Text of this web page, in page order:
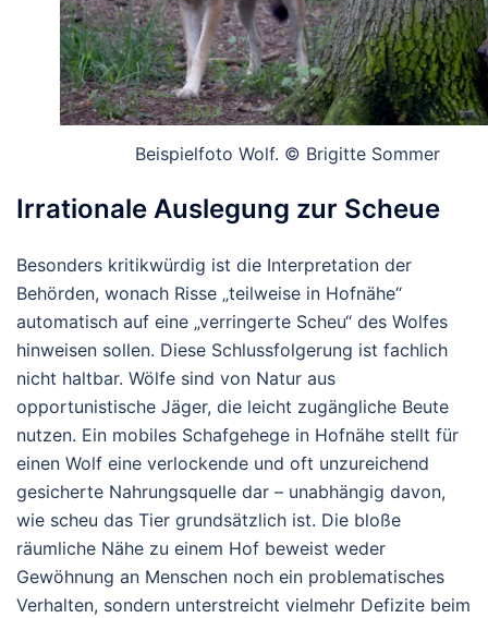
Beispielfoto Wolf. © Brigitte Sommer
Irrationale Auslegung zur Scheue
Besonders kritikwürdig ist die Interpretation der
Behörden, wonach Risse „teilweise in Hofnähe“
automatisch auf eine „verringerte Scheu“ des Wolfes
hinweisen sollen. Diese Schlussfolgerung ist fachlich
nicht haltbar. Wölfe sind von Natur aus
opportunistische Jäger, die leicht zugängliche Beute
nutzen. Ein mobiles Schafgehege in Hofnähe stellt für
einen Wolf eine verlockende und oft unzureichend
gesicherte Nahrungsquelle dar – unabhängig davon,
wie scheu das Tier grundsätzlich ist. Die bloße
räumliche Nähe zu einem Hof beweist weder
Gewöhnung an Menschen noch ein problematisches
Verhalten, sondern unterstreicht vielmehr Defizite beim